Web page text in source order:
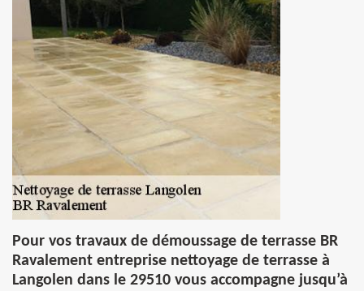
Pour vos travaux de démoussage de terrasse BR
Ravalement entreprise nettoyage de terrasse à
Langolen dans le 29510 vous accompagne jusqu’à